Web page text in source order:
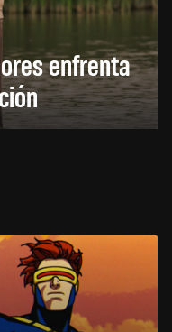
enfrenta